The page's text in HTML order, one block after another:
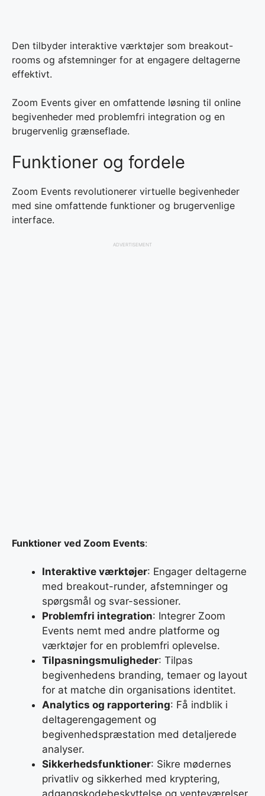
Den tilbyder interaktive værktøjer som breakout-
rooms og afstemninger for at engagere deltagerne
effektivt.
Zoom Events giver en omfattende løsning til online
begivenheder med problemfri integration og en
brugervenlig grænseflade.
Funktioner og fordele
Zoom Events revolutionerer virtuelle begivenheder
med sine omfattende funktioner og brugervenlige
interface.
ADVERTISEMENT
Funktioner ved Zoom Events:
Interaktive værktøjer: Engager deltagerne
med breakout-runder, afstemninger og
spørgsmål og svar-sessioner.
Problemfri integration: Integrer Zoom
Events nemt med andre platforme og
værktøjer for en problemfri oplevelse.
Tilpasningsmuligheder: Tilpas
begivenhedens branding, temaer og layout
for at matche din organisations identitet.
Analytics og rapportering: Få indblik i
deltagerengagement og
begivenhedspræstation med detaljerede
analyser.
Sikkerhedsfunktioner: Sikre mødernes
privatliv og sikkerhed med kryptering,
adgangskodebeskyttelse og venteværelser.